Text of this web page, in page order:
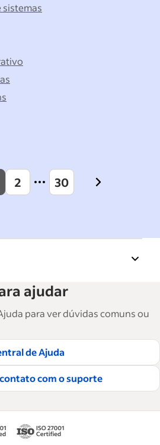
2 30
Next
a crescer e gerenciar a
mais de 15 mil artigos
que você encontra
e práticas
ajudar as empresas a
funcionários.
editoriais
ajudar
para ver dúvidas comuns ou
de Ajuda
com o suporte